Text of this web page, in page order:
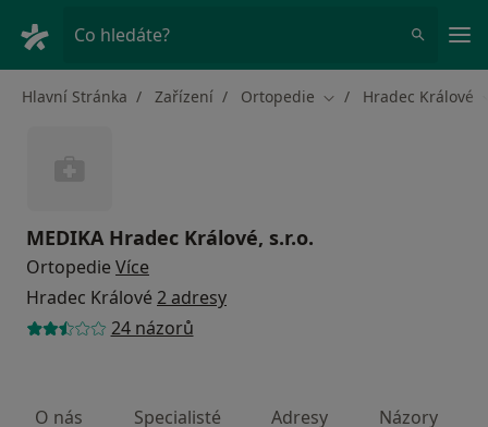
Co hledáte?
Hlavní Stránka Zařízení Ortopedie Změna města
Hradec Králové
MEDIKA Hradec Králové, s.r.o.
Ortopedie Více
Hradec Králové 2 adresy
24 názorů
O nás Specialisté Adresy Názory